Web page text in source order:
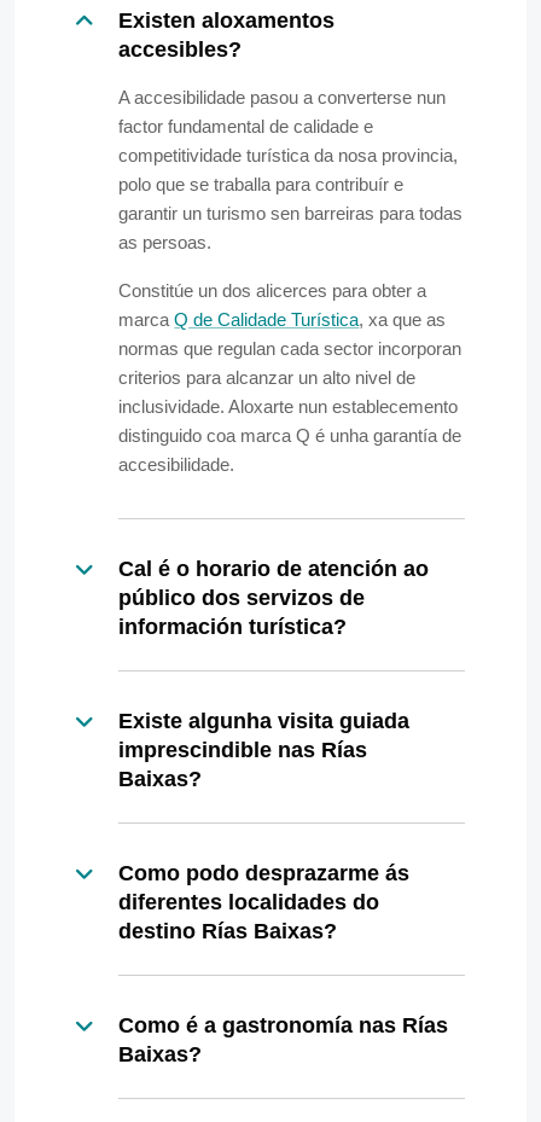
Existen aloxamentos
accesibles?
A accesibilidade pasou a converterse nun
factor fundamental de calidade e
competitividade turística da nosa provincia,
polo que se traballa para contribuír e
garantir un turismo sen barreiras para todas
as persoas.
Constitúe un dos alicerces para obter a
marcaQ de Calidade Turística, xa que as
normas que regulan cada sector incorporan
criterios para alcanzar un alto nivel de
inclusividade. Aloxarte nun establecemento
distinguido coa marca Q é unha garantía de
accesibilidade.
Cal é o horario de atención ao
público dos servizos de
información turística?
Existe algunha visita guiada
imprescindible nas Rías
Baixas?
Como podo desprazarme ás
diferentes localidades do
destino Rías Baixas?
Como é a gastronomía nas Rías
Baixas?